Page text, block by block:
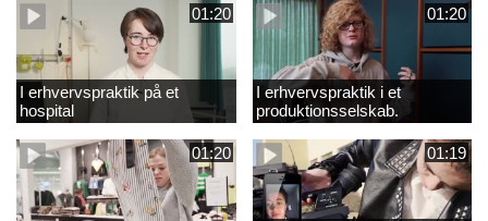
01:20
I erhvervspraktik på et
hospital
01:20
I erhvervspraktik i et
produktionsselskab.
01:20 01:19